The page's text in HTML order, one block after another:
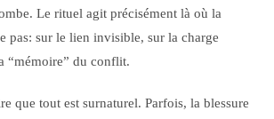
Le rituel agit précisément là où la
pas: sur le lien invisible, sur la charge
“mémoire” du conflit.
que tout est surnaturel. Parfois, la blessure